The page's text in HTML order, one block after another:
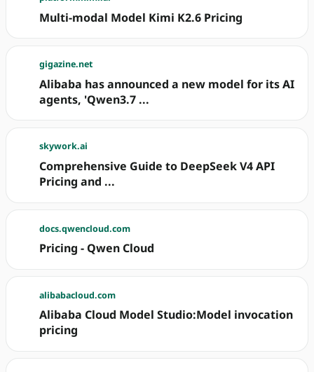
Multi-modal Model Kimi K2.6 Pricing
gigazine.net
Alibaba has announced a new model for its AI
agents, 'Qwen3.7 ...
skywork.ai
Comprehensive Guide to DeepSeek V4 API
Pricing and ...
docs.qwencloud.com
Pricing - Qwen Cloud
alibabacloud.com
Alibaba Cloud Model Studio:Model invocation
pricing